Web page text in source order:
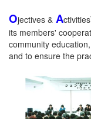
Ojectives & A
its members'
community
and to ensure the